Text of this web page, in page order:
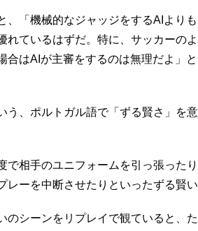
、「機械的なジャッジをするAIより
れているはずだ。特に、サッカーの
合はAIが主審をするのは無理だよ」
う、ポルトガル語で「ずる賢さ」を
で相手のユニフォームを引っ張った
レーを中断させたりといったずる賢い
のシーンをリプレイで観ていると、